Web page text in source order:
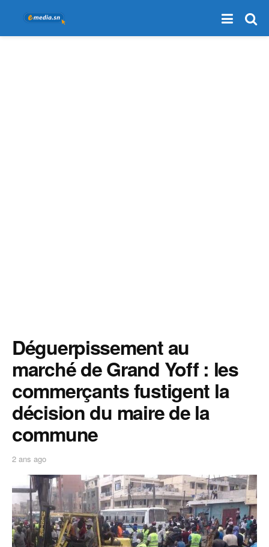
Déguerpissement au
marché de Grand Yoff : les
commerçants fustigent la
décision du maire de la
commune
2 ans ago